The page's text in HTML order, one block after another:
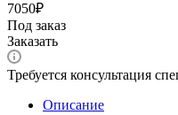
7050₽
Под заказ
Заказать
Требуется консультация
Описание